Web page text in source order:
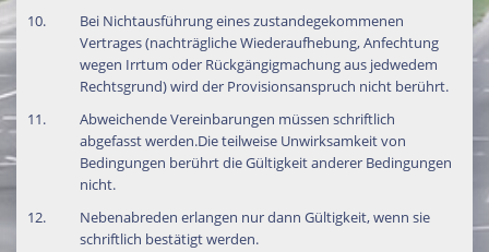
Bei Nichtausführung eines zustandegekommenen
Vertrages (nachträgliche Wiederaufhebung, Anfechtung
wegen Irrtum oder Rückgängigmachung aus jedwedem
Rechtsgrund) wird der Provisionsanspruch nicht berührt.
Abweichende Vereinbarungen müssen schriftlich
abgefasst werden.Die teilweise Unwirksamkeit von
Bedingungen berührt die Gültigkeit anderer Bedingungen
nicht.
Nebenabreden erlangen nur dann Gültigkeit, wenn sie
schriftlich bestätigt werden.